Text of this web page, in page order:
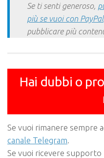
Se ti senti generoso,
più se vuoi con PayPal
pubblicare più
Hai dubbi o
Se vuoi rimanere sempre
canale Telegram
Se vuoi ricevere supporto